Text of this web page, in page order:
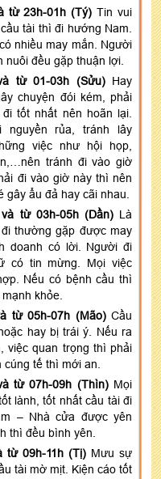
từ 23h-01h (Tý) Tin vui
tài thì đi hướng Nam.
nhiều may mắn. Người
nuôi đều gặp thuận lợi.
từ 01-03h (Sửu) Hay
chuyện đói kém, phải
tốt nhất nên hoãn lại.
nguyền rủa, tránh lây
việc như hội họp,
tránh đi vào giờ
đi vào giờ này thì nên
gây ẩu đả hay cãi nhau.
từ 03h-05h (Dần) Là
thường gặp được may
doanh có lời. Người đi
có tin mừng. Mọi việc
Nếu có bệnh cầu thì
khỏe.
từ 05h-07h (Mão) Cầu
hay bị trái ý. Nếu ra
việc quan trọng thì phải
tế thì mới an.
từ 07h-09h (Thìn) Mọi
lành, tốt nhất cầu tài đi
– Nhà cửa được yên
thì đều bình yên.
từ 09h-11h (Tị) Mưu sự
tài mờ mịt. Kiện cáo tốt